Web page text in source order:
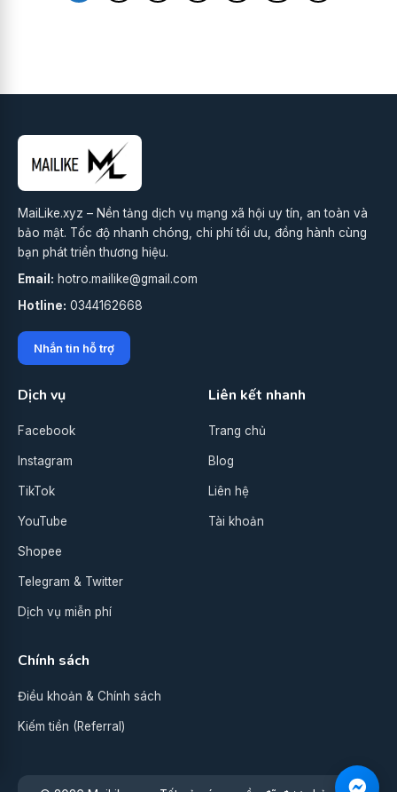
MaiLike.xyz – Nền tảng dịch vụ mạng xã hội uy tín, an toàn và
bảo mật. Tốc độ nhanh chóng, chi phí tối ưu, đồng hành cùng
bạn phát triển thương hiệu.
Email: hotro.mailike@gmail.com
Hotline: 0344162668
Nhắn tin hỗ trợ
Dịch vụ
Facebook
Instagram
TikTok
YouTube
Shopee
Telegram & Twitter
Dịch vụ miễn phí
Liên kết nhanh
Trang chủ
Blog
Liên hệ
Tài khoản
Chính sách
Điều khoản & Chính sách
Kiếm tiền (Referral)